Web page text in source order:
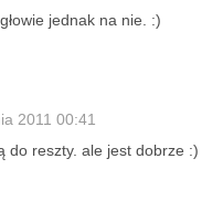
jednak na nie. :)
2011 00:41
do reszty. ale jest dobrze :)